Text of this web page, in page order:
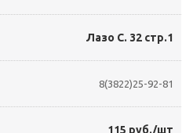
Лазо С. 32 стр.1
8(3822)25-92-81
115 руб./шт